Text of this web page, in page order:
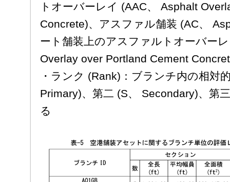
トオーバーレイ (AAC、 Asphalt
Concrete)、アスファル舗装 (AC、
ート舗装上のアスファルトオーバー
Overlay over Portland Cement
・ランク (Rank)：ブランチ内の相対
Primary)、第二 (S、 Secondary)、第
る